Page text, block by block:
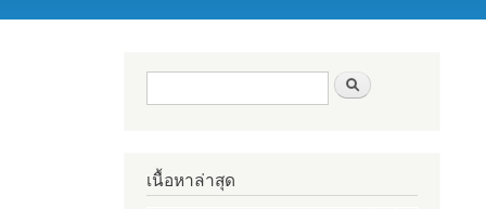
ฟอร์มค้นหา
เนื้อหาล่าสุด